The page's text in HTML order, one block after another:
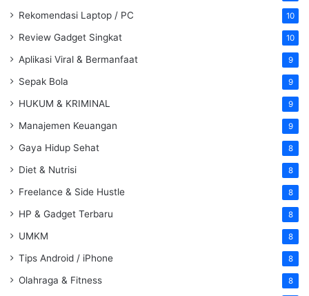
Rekomendasi Laptop / PC 10
Review Gadget Singkat 10
Aplikasi Viral & Bermanfaat 9
Sepak Bola 9
HUKUM & KRIMINAL 9
Manajemen Keuangan 9
Gaya Hidup Sehat 8
Diet & Nutrisi 8
Freelance & Side Hustle 8
HP & Gadget Terbaru 8
UMKM 8
Tips Android / iPhone 8
Olahraga & Fitness 8